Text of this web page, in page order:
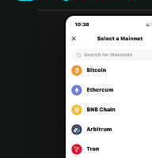
Italiano
Português (Portugal)
Bahasa Indonesia